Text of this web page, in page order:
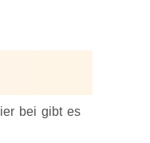
bei gibt es